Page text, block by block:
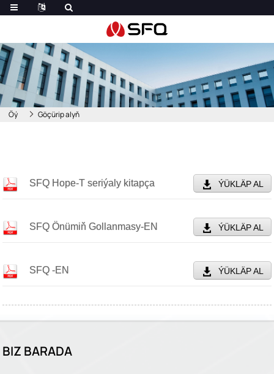
Öý Göçürip alyň
SFQ Hope-T seriýaly kitapça ÝÜKLÄP AL
SFQ Önümiň Gollanmasy-EN ÝÜKLÄP AL
SFQ -EN ÝÜKLÄP AL
BIZ BARADA